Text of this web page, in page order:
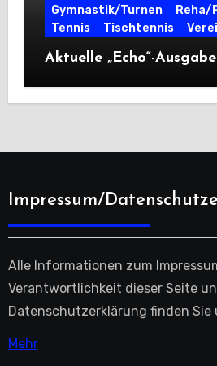
Gymnastik/Turnen
Reha/
Tennis
Tischtennis
Aktuelle „Echo“-
Impressum/
Alle Informationen zum
Verantwortlichkeit dieser Seite
Datenschutzerklärung finden
Mehr